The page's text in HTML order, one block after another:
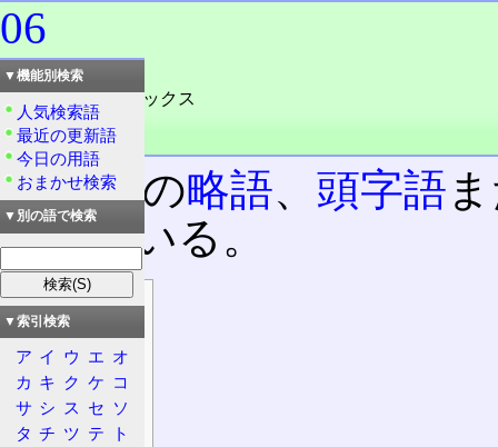
06
読み：ゼロ・ろく
読み：ゼロ・スィックス
外語：06
品詞：名詞
二文字の略語、頭字語
わせている。
目次
主な用途
科学
通信
情報処理
▼機能別検索
人気検索語
最近の更新語
今日の用語
おまかせ検索
▼別の語で検索
▼索引検索
ア イ ウ エ オ
カ キ ク ケ コ
サ シ ス セ ソ
タ チ ツ テ
ト